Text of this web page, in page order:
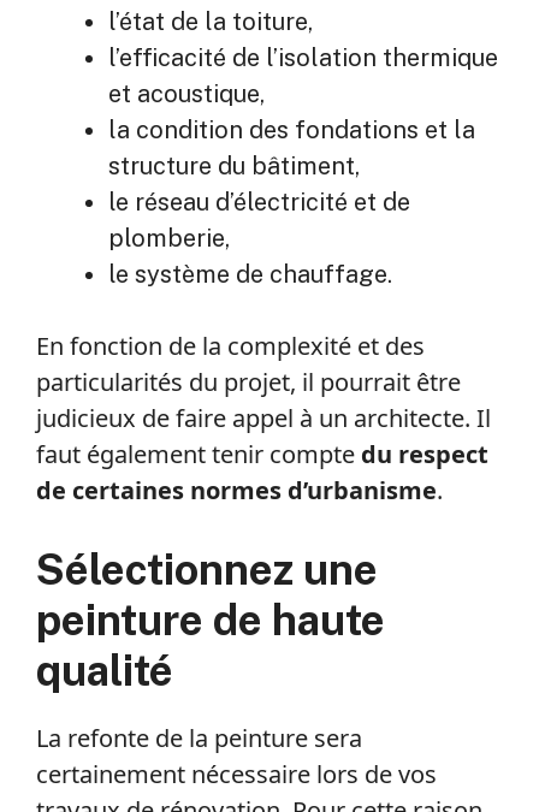
l’état de la toiture,
l’efficacité de l’isolation thermique
et acoustique,
la condition des fondations et la
structure du bâtiment,
le réseau d’électricité et de
plomberie,
le système de chauffage.
En fonction de la complexité et des
particularités du projet, il pourrait être
judicieux de faire appel à un architecte. Il
faut également tenir compte du respect
de certaines normes d’urbanisme.
Sélectionnez une
peinture de haute
qualité
La refonte de la peinture sera
certainement nécessaire lors de vos